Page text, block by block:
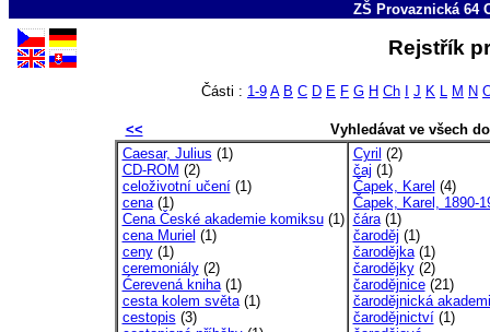
ZŠ Provaznická 64
Rejstřík
Části : 1-9 A B C D E F G H Ch J K L M N
<<
Vyhledávat ve všech
Caesar, Julius (1)
CD-ROM (2)
celoživotní učení(1)
cena(1)
Cena České akademie komiksu(1)
cena Muriel (1)
ceny(1)
ceremoniály(2)
Ćerevená kniha(1)
cesta kolem světa(1)
cestopis (3)
Cyril (2)
čaj (1)
Čapek, Karel (4)
Čapek, Karel, 1890-
čára(1)
čaroděj (1)
čarodějka(1)
čarodějky(2)
čarodějnice(21)
čarodějnická
čarodějnictví(1)